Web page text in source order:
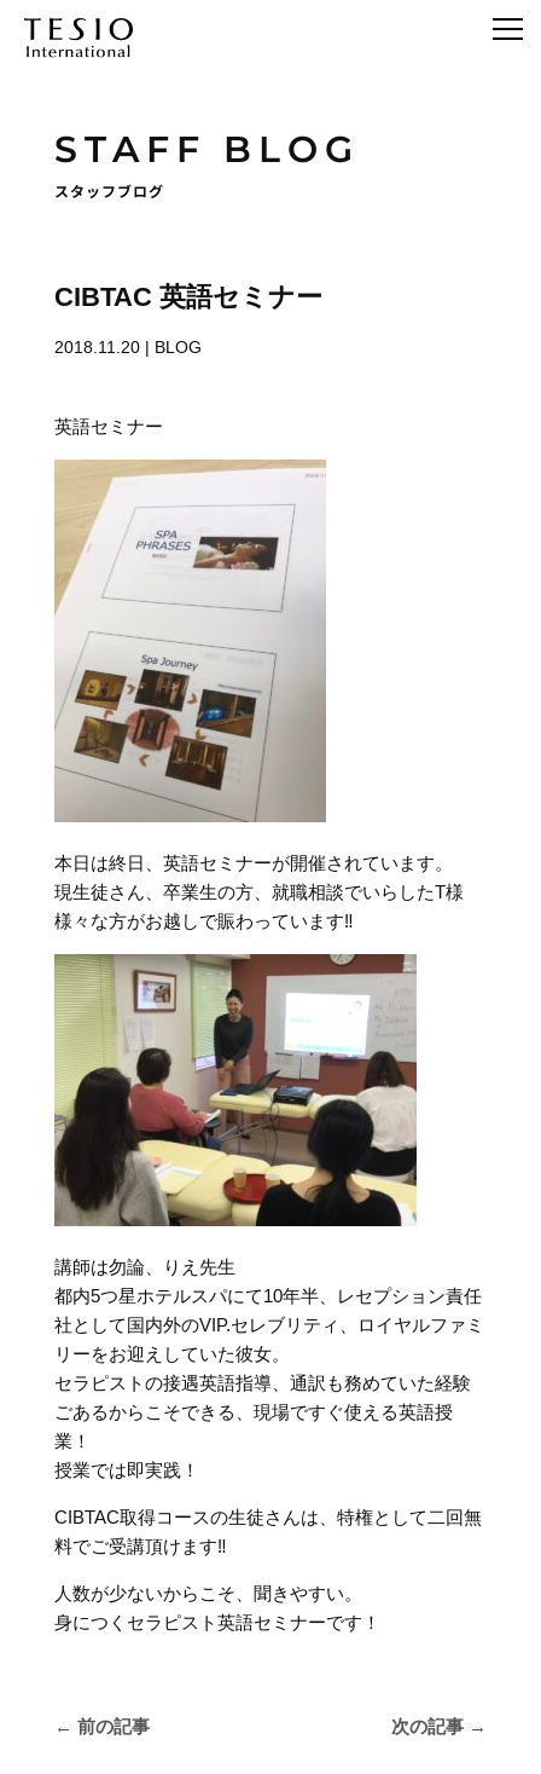
STAFF BLOG
スタッフブログ
CIBTAC 英語セミナー
2018.11.20| BLOG
英語セミナー
本日は終日、英語セミナーが開催されています。
現生徒さん、卒業生の方、就職相談でいらしたT様
様々な方がお越しで賑わっています‼︎
講師は勿論、りえ先生
都内5つ星ホテルスパにて10年半、レセプション責任
社として国内外のVIP.セレブリティ、ロイヤルファミ
リーをお迎えしていた彼女。
セラピストの接遇英語指導、通訳も務めていた経験
ごあるからこそできる、現場ですぐ使える英語授
業！
授業では即実践！
CIBTAC取得コースの生徒さんは、特権として二回無
料でご受講頂けます‼︎
人数が少ないからこそ、聞きやすい。
身につくセラピスト英語セミナーです！
← 前の記事 次の記事 →